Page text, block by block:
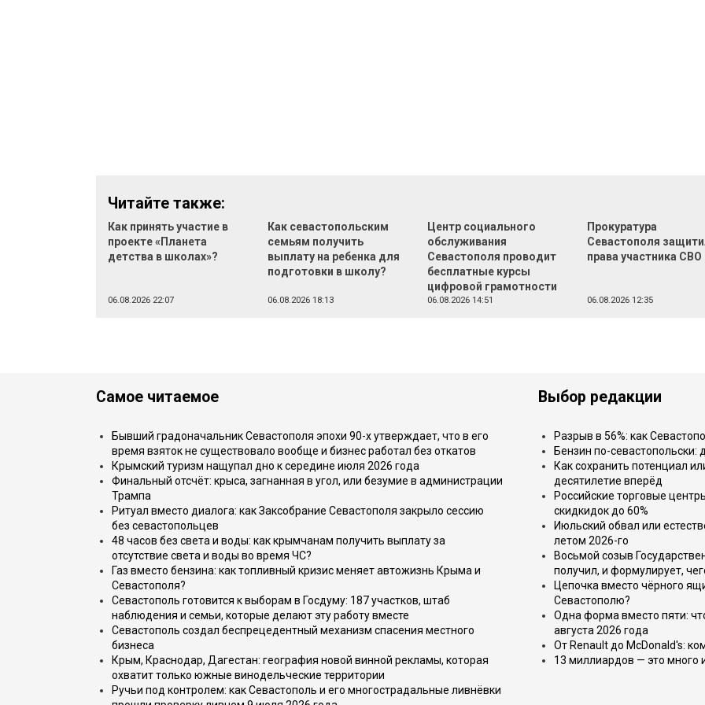
Читайте также:
Как принять участие в
проекте «Планета
детства в школах»?
06.08.2026 22:07
Как севастопольским
семьям получить
выплату на ребенка для
подготовки в школу?
06.08.2026 18:13
Центр социального
обслуживания
Севастополя проводит
бесплатные курсы
цифровой грамотности
06.08.2026 14:51
Прокуратура
Севастополя
права участника СВО
06.08.2026 12:35
Самое читаемое
Бывший градоначальник Севастополя эпохи 90-х утверждает, что в его
время взяток не существовало вообще и бизнес работал без откатов
Крымский туризм нащупал дно к середине июля 2026 года
Финальный отсчёт: крыса, загнанная в угол, или безумие в администрации
Трампа
Ритуал вместо диалога: как Заксобрание Севастополя закрыло сессию
без севастопольцев
48 часов без света и воды: как крымчанам получить выплату за
отсутствие света и воды во время ЧС?
Газ вместо бензина: как топливный кризис меняет автожизнь Крыма и
Севастополя?
Севастополь готовится к выборам в Госдуму: 187 участков, штаб
наблюдения и семьи, которые делают эту работу вместе
Севастополь создал беспрецедентный механизм спасения местного
бизнеса
Крым, Краснодар, Дагестан: география новой винной рекламы, которая
охватит только южные винодельческие территории
Ручьи под контролем: как Севастополь и его многострадальные ливнёвки
Выбор редакции
Разрыв в 56%: как
Бензин по-
Как сохранить потенциал
десятилетие вперёд
Российские торговые
скидкидок до 60%
Июльский обвал или
летом 2026-го
Восьмой созыв
получил, и формулирует,
Цепочка вместо чёрного
Севастополю?
Одна форма вместо пяти:
августа 2026 года
От Renault до McDonald's:
13 миллиардов — это много